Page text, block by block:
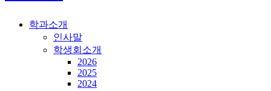
학과소개
인사말
학생회소개
2026
2025
2024